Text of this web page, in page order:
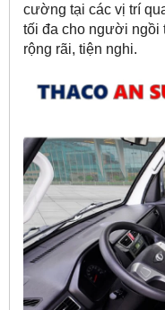
cường tại các vị trí
tối đa cho người ngồi
rộng rãi, tiện nghi.